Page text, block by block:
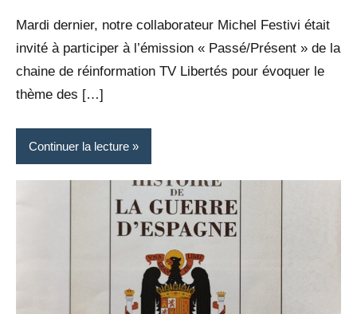
Mardi dernier, notre collaborateur Michel Festivi était
invité à participer à l’émission « Passé/Présent » de la
chaine de réinformation TV Libertés pour évoquer le
thème des […]
Continuer la lecture